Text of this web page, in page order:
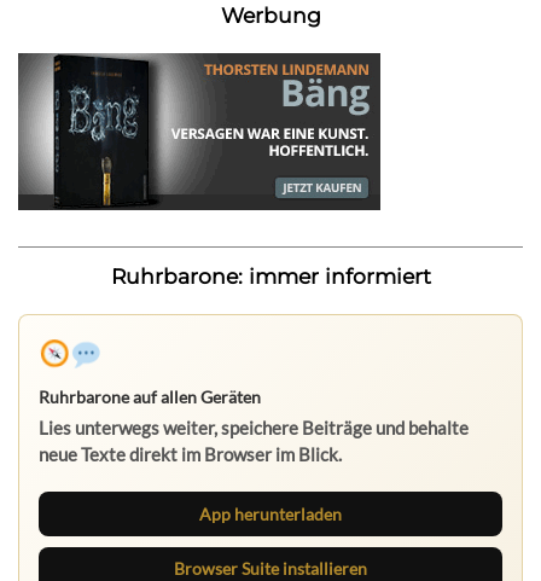
Werbung
Ruhrbarone: immer informiert
Ruhrbarone auf allen Geräten
Lies unterwegs weiter, speichere Beiträge und behalte
neue Texte direkt im Browser im Blick.
App herunterladen
Browser Suite installieren